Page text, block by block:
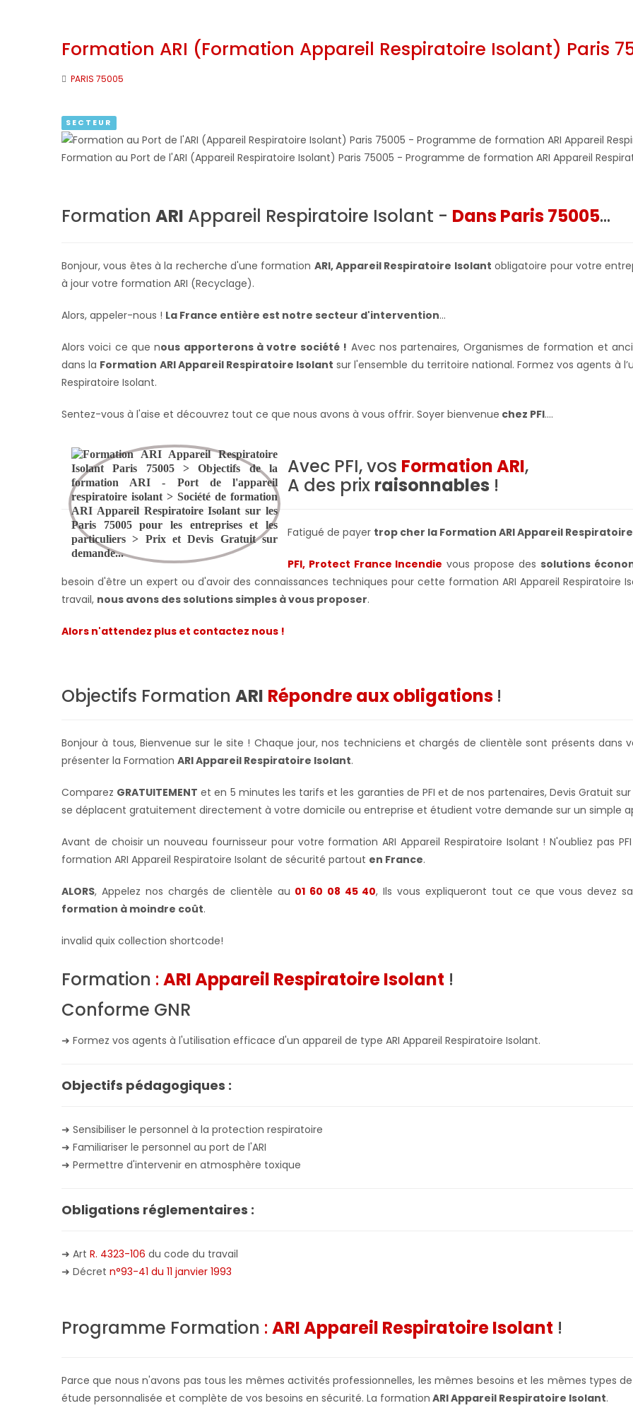
Formation ARI (Formation Appareil Respiratoire Isolant) Paris
PARIS 75005
SECTEUR
Formation au Port de l'ARI (Appareil Respiratoire Isolant) Paris 75005 - Programme de formation ARI Appareil
Formation ARI Appareil Respiratoire Isolant - Dans Paris 75005...
Bonjour, vous êtes à la recherche d'une formation ARI, Appareil Respiratoire Isolant obligatoire pour votre
à jour votre formation ARI (Recyclage).
Alors, appeler-nous ! La France entière est notre secteur d'intervention...
Alors voici ce que nous apporterons à votre société ! Avec nos partenaires, Organismes de formation et
dans la Formation ARI Appareil Respiratoire Isolant sur l'ensemble du territoire national. Formez vos agents à
Respiratoire Isolant.
Sentez-vous à l'aise et découvrez tout ce que nous avons à vous offrir. Soyer bienvenue chez PFI….
Avec PFI, vos Formation ARI,
A des prix raisonnables !
Fatigué de payer trop cher la Formation ARI Appareil
PFI, Protect France Incendie vous propose des solutions
besoin d'être un expert ou d'avoir des connaissances techniques pour cette formation ARI Appareil
travail, nous avons des solutions simples à vous proposer.
Alors n'attendez plus et contactez nous !
Objectifs Formation ARI Répondre aux obligations !
Bonjour à tous, Bienvenue sur le site ! Chaque jour, nos techniciens et chargés de clientèle sont présents
présenter la Formation ARI Appareil Respiratoire Isolant.
Comparez GRATUITEMENT et en 5 minutes les tarifs et les garanties de PFI et de nos partenaires, Devis Gratuit
se déplacent gratuitement directement à votre domicile ou entreprise et étudient votre demande sur un simple
Avant de choisir un nouveau fournisseur pour votre formation ARI Appareil Respiratoire Isolant ! N'oubliez pas
formation ARI Appareil Respiratoire Isolant de sécurité partout en France.
ALORS, Appelez nos chargés de clientèle au 01 60 08 45 40, Ils vous expliqueront tout ce que vous devez
formation à moindre coût.
invalid quix collection shortcode!
Formation : ARI Appareil Respiratoire Isolant !
Conforme GNR
➜ Formez vos agents à l'utilisation efficace d'un appareil de type ARI Appareil Respiratoire Isolant.
Objectifs pédagogiques :
➜ Sensibiliser le personnel à la protection respiratoire
➜ Familiariser le personnel au port de l'ARI
➜ Permettre d'intervenir en atmosphère toxique
Obligations réglementaires :
➜ Art R. 4323-106 du code du travail
➜ Décret n°93-41 du 11 janvier 1993
Programme Formation : ARI Appareil Respiratoire Isolant !
Parce que nous n'avons pas tous les mêmes activités professionnelles, les mêmes besoins et les mêmes types
étude personnalisée et complète de vos besoins en sécurité. La formation ARI Appareil Respiratoire Isolant.